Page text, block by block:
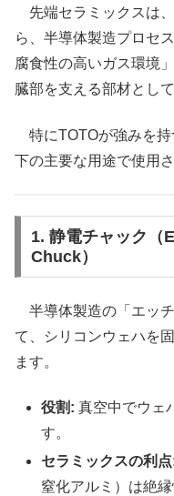
先端セラミックスは
ら、半導体製造プロセ
腐食性の高いガス環境
臓部を支える部材とし
特にTOTOが強みを持
下の主要な用途で使用
1. 静電チャック
Chuck）
半導体製造の「エッ
て、シリコンウェハを
ます。
役割: 真空中でウェ
す。
セラミックスの利
窒化アルミ）は絶